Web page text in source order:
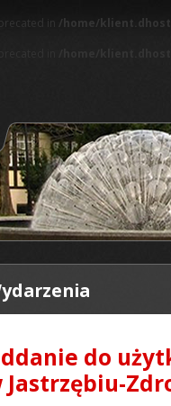
in /home/
do
Jastrzębiu-